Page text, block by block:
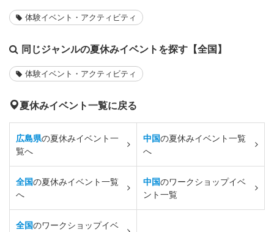
体験イベント・アクティビティ
同じジャンルの夏休みイベントを探す【全国】
体験イベント・アクティビティ
夏休みイベント一覧に戻る
広島県の夏休みイベント一
覧へ
中国の夏休みイベント一覧
へ
全国の夏休みイベント一覧
へ
中国のワークショップイベ
ント一覧
全国のワークショップイベ